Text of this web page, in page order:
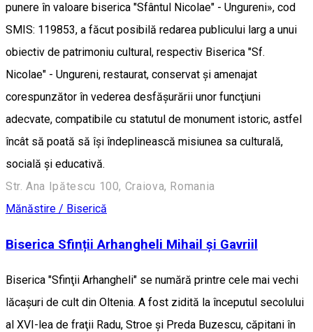
punere în valoare biserica "Sfântul Nicolae" - Ungureni», cod
SMIS: 119853, a făcut posibilă redarea publicului larg a unui
obiectiv de patrimoniu cultural, respectiv Biserica "Sf.
Nicolae" - Ungureni, restaurat, conservat şi amenajat
corespunzător în vederea desfăşurării unor funcţiuni
adecvate, compatibile cu statutul de monument istoric, astfel
încât să poată să îşi îndeplinească misiunea sa culturală,
socială şi educativă.
Str. Ana Ipătescu 100, Craiova, Romania
Mănăstire / Biserică
Biserica Sfinții Arhangheli Mihail și Gavriil
Biserica "Sfinţii Arhangheli" se numără printre cele mai vechi
lăcaşuri de cult din Oltenia. A fost zidită la începutul secolului
al XVI-lea de fraţii Radu, Stroe şi Preda Buzescu, căpitani în